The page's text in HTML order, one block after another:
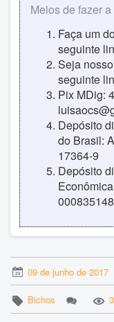
Meios de fazer
Faça um
seguinte
Seja
seguinte
Pix MDig:
Depósito
do Brasil:
17364-9
Depósito
09 de junho de 2017
Bichos